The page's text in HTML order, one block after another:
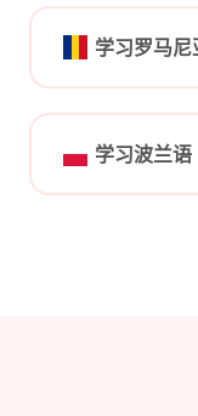
学习罗马尼
学习波兰语